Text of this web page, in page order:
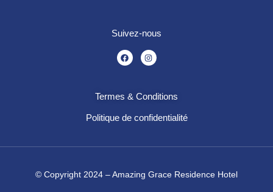
Suivez-nous
Termes & Conditions
Politique de confidentialité
© Copyright 2024 – Amazing Grace Residence Hotel